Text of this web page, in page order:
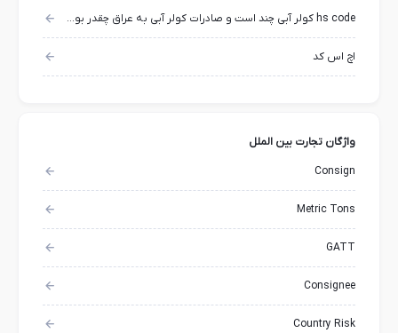
hs code کولر آبی چند است و صادرات کولر آبی به عراق چقدر بوده است؟
اچ اس کد
واژگان تجارت بین الملل
Consign
Metric Tons
GATT
Consignee
Country Risk